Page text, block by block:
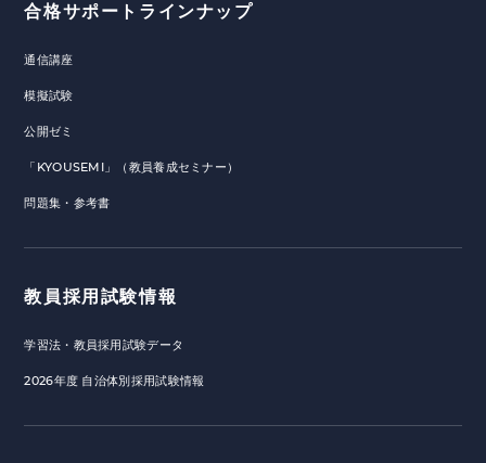
合格サポートラインナップ
通信講座
模擬試験
公開ゼミ
「KYOUSEMI」（教員養成セミナー）
問題集・参考書
教員採用試験情報
学習法・教員採用試験データ
2026年度 自治体別採用試験情報